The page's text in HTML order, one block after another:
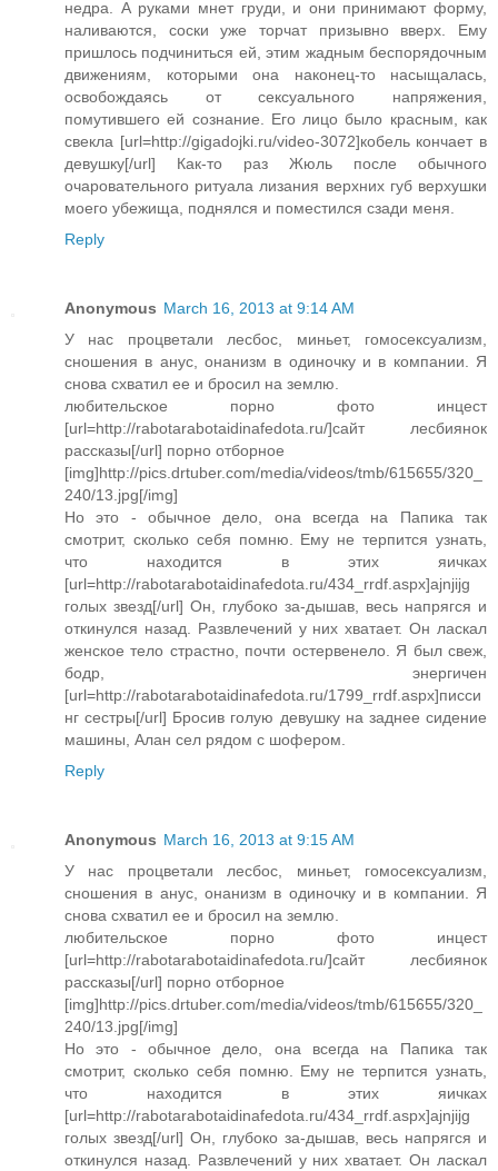
недра. А руками мнет груди, и они принимают форму,
наливаются, соски уже торчат призывно вверх. Ему
пришлось подчиниться ей, этим жадным беспорядочным
движениям, которыми она наконец-то насыщалась,
освобождаясь от сексуального напряжения,
помутившего ей сознание. Его лицо было красным, как
свекла [url=http://gigadojki.ru/video-3072]кобель кончает в
девушку[/url] Как-то раз Жюль после обычного
очаровательного ритуала лизания верхних губ верхушки
моего убежища, поднялся и поместился сзади меня.
Reply
Anonymous March 16, 2013 at 9:14 AM
У нас процветали лесбос, миньет, гомосексуализм,
сношения в анус, онанизм в одиночку и в компании. Я
снова схватил ее и бросил на землю.
любительское порно фото инцест
[url=http://rabotarabotaidinafedota.ru/]сайт лесбиянок
рассказы[/url] порно отборное
[img]http://pics.drtuber.com/media/videos/tmb/615655/320_
240/13.jpg[/img]
Но это - обычное дело, она всегда на Папика так
смотрит, сколько себя помню. Ему не терпится узнать,
что находится в этих яичках
[url=http://rabotarabotaidinafedota.ru/434_rrdf.aspx]ajnjijg
голых звезд[/url] Он, глубоко за-дышав, весь напрягся и
откинулся назад. Развлечений у них хватает. Он ласкал
женское тело страстно, почти остервенело. Я был свеж,
бодр, энергичен
[url=http://rabotarabotaidinafedota.ru/1799_rrdf.aspx]писси
нг сестры[/url] Бросив голую девушку на заднее сидение
машины, Алан сел рядом с шофером.
Reply
Anonymous March 16, 2013 at 9:15 AM
У нас процветали лесбос, миньет, гомосексуализм,
сношения в анус, онанизм в одиночку и в компании. Я
снова схватил ее и бросил на землю.
любительское порно фото инцест
[url=http://rabotarabotaidinafedota.ru/]сайт лесбиянок
рассказы[/url] порно отборное
[img]http://pics.drtuber.com/media/videos/tmb/615655/320_
240/13.jpg[/img]
Но это - обычное дело, она всегда на Папика так
смотрит, сколько себя помню. Ему не терпится узнать,
что находится в этих яичках
[url=http://rabotarabotaidinafedota.ru/434_rrdf.aspx]ajnjijg
голых звезд[/url] Он, глубоко за-дышав, весь напрягся и
откинулся назад. Развлечений у них хватает. Он ласкал